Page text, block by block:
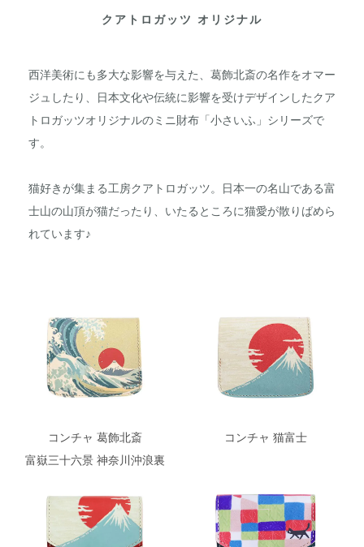
クアトロガッツ オリジナル
西洋美術にも多大な影響を与えた、葛飾北斎の名作をオマー
ジュしたり、日本文化や伝統に影響を受けデザインしたクア
トロガッツオリジナルのミニ財布「小さいふ」シリーズで
す。
猫好きが集まる工房クアトロガッツ。日本一の名山である富
士山の山頂が猫だったり、いたるところに猫愛が散りばめら
れています♪
コンチャ 葛飾北斎
富嶽三十六景 神奈川沖浪裏
コンチャ 猫富士